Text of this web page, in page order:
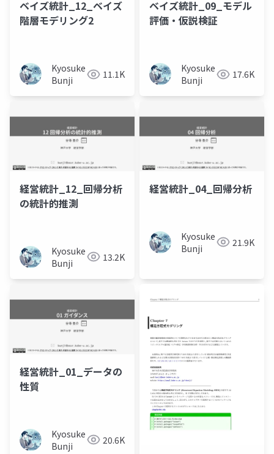
ベイズ統計_12_ベイズ
階層モデリング2
Kyosuke
Bunji
11.1K
ベイズ統計_09_モデル
評価・仮説検証
Kyosuke
Bunji
17.6K
経営統計_12_回帰分析
の統計的推測
Kyosuke
Bunji
13.2K
経営統計_04_回帰分析
Kyosuke
Bunji
21.9K
経営統計_01_データの
性質
Kyosuke
Bunji
20.6K